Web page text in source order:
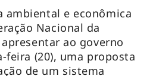
ambiental e econômica
Nacional da
ao governo
feira (20), uma proposta
de um sistema